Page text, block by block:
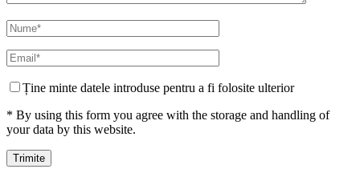
Ține minte datele introduse pentru a fi folosite ulterior
* By using this form you agree with the storage and handling of
your data by this website.